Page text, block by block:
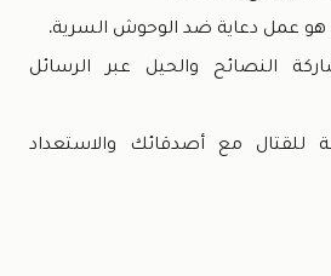
عمل دعاية ضد الوحوش السرية.
النصائح والحيل عبر الرسائل
للقتال مع أصدقائك والاستعداد